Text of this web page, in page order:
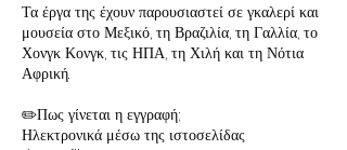
Τα έργα της έχουν παρουσιαστεί σε γκαλερί και
μουσεία στο Μεξικό, τη Βραζιλία, τη Γαλλία, το
Χονγκ Κονγκ, τις ΗΠΑ, τη Χιλή και τη Νότια
Αφρική.
✏️Πως γίνεται η εγγραφή;
Ηλεκτρονικά μέσω της ιστοσελίδας